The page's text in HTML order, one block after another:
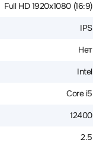
Full HD 1920x1080 (16:9)
IPS
Нет
Intel
Core i5
12400
2.5